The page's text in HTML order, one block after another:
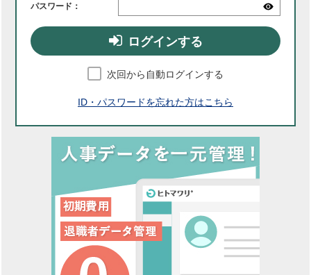
パスワード：
ログインする
次回から自動ログインする
ID・パスワードを忘れた方はこちら